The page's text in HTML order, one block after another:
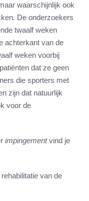
waarschijnlijk ook
De onderzoekers
twaalf weken
achterkant van de
weken voorbij
dat ze geen
die sporters met
zijn dat natuurlijk
voor de
impingementvind je
van de